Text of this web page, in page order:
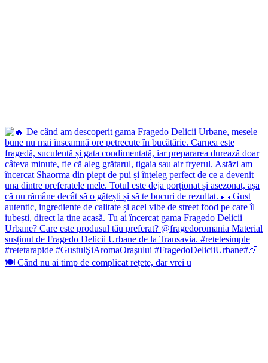
🍽️ Când nu ai timp de complicat rețete, dar vrei u